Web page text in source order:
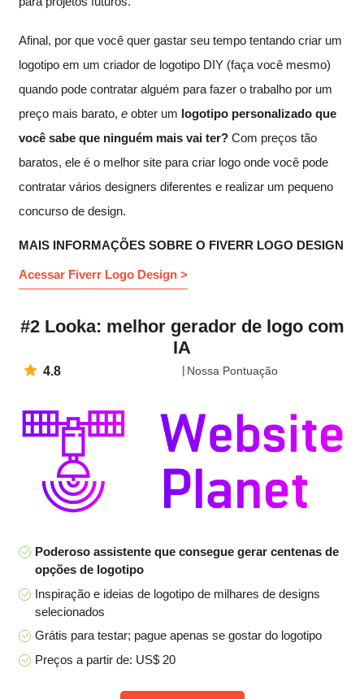
Afinal, por que você quer gastar seu tempo tentando criar um
logotipo em um criador de logotipo DIY (faça você mesmo)
quando pode contratar alguém para fazer o trabalho por um
preço mais barato, e obter um logotipo personalizado que
você sabe que ninguém mais vai ter? Com preços tão
baratos, ele é o melhor site para criar logo onde você pode
contratar vários designers diferentes e realizar um pequeno
concurso de design.
MAIS INFORMAÇÕES SOBRE O FIVERR LOGO DESIGN
Acessar Fiverr Logo Design >
#2 Looka: melhor gerador de logo com
IA
4.8 Nossa Pontuação
Poderoso assistente que consegue gerar centenas de
opções de logotipo
Inspiração e ideias de logotipo de milhares de designs
selecionados
Grátis para testar; pague apenas se gostar do logotipo
Preços a partir de: US$ 20